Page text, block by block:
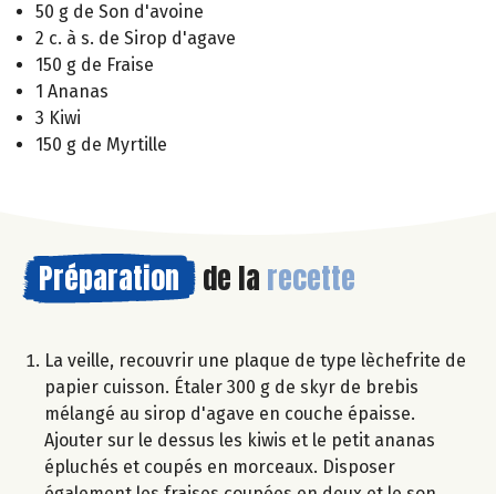
50 g de Son d'avoine
2 c. à s. de Sirop d'agave
150 g de Fraise
1 Ananas
3 Kiwi
150 g de Myrtille
Préparation de la recette
La veille, recouvrir une plaque de type lèchefrite de
papier cuisson. Étaler 300 g de skyr de brebis
mélangé au sirop d'agave en couche épaisse.
Ajouter sur le dessus les kiwis et le petit ananas
épluchés et coupés en morceaux. Disposer